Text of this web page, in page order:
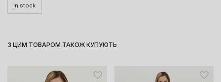
in stock
З ЦИМ ТОВАРОМ ТАКОЖ КУПУЮТЬ